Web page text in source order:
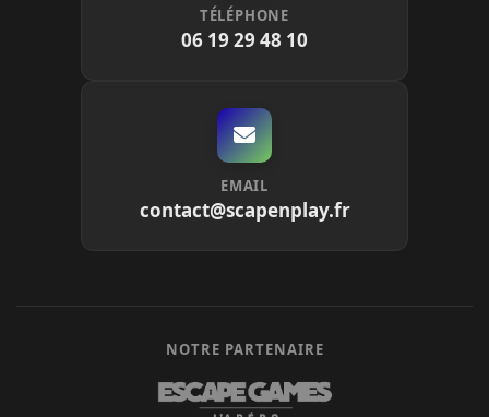
TÉLÉPHONE
06 19 29 48 10
EMAIL
contact@scapenplay.fr
NOTRE PARTENAIRE